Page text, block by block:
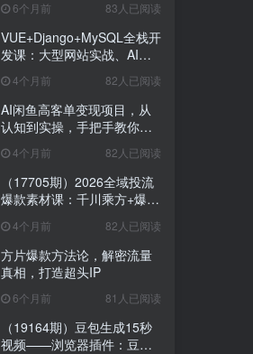
（17657期）AI原创虚拟资料实战课：2026新机会，小红书闲鱼开店，普通人用AI轻松变现，月入5万+
6个月前 83人已阅读
VUE+Django+MySQL全栈开
发课：大型网站实战、AI编
程、前后端分离从零搭建上
线4个月前 82人已阅读
AI闲鱼高客单变现项目，从
认知到实操，手把手教你用
AI工具把闲鱼做透做精，轻
松月入过1W
4个月前 82人已阅读
（17705期）2026全域投流
爆款素材课：千川乘方+爆款
松学会投千川
4个月前 82人已阅读
方片爆款方法论，解密流量
真相，打造超头IP
6个月前 81人已阅读
（19164期）豆包生成15秒
视频——浏览器插件：豆